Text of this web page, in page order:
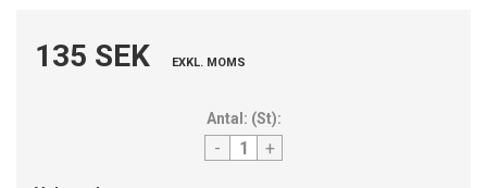
135 SEK EXKL. MOMS
Antal: (St):
- +